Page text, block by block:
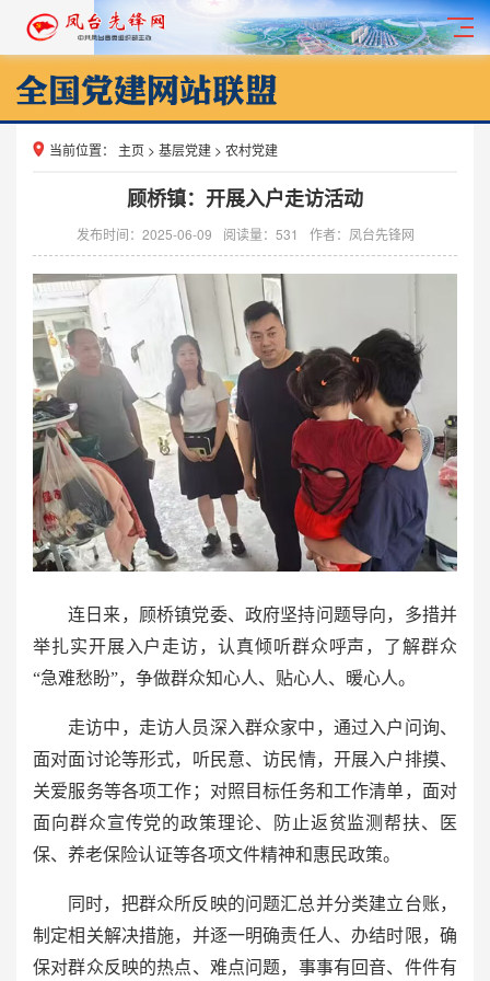
当前位置： 主页 > 基层党建 > 农村党建
顾桥镇：开展入户走访活动
发布时间：2025-06-09 阅读量： 531 作者：凤台先锋网
连日来，顾桥镇党委、政府坚持问题导向，多措并
举扎实开展入户走访，认真倾听群众呼声，了解群众
“急难愁盼”，争做群众知心人、贴心人、暖心人。
走访中，走访人员深入群众家中，通过入户问询、
面对面讨论等形式，听民意、访民情，开展入户排摸、
关爱服务等各项工作；对照目标任务和工作清单，面对
面向群众宣传党的政策理论、防止返贫监测帮扶、医
保、养老保险认证等各项文件精神和惠民政策。
同时，把群众所反映的问题汇总并分类建立台账，
制定相关解决措施，并逐一明确责任人、办结时限，确
保对群众反映的热点、难点问题，事事有回音、件件有